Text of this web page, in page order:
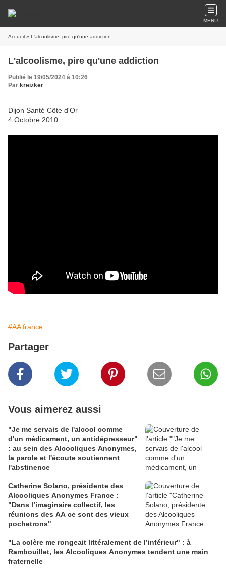
MENU
Accueil » L'alcoolisme, pire qu'une addiction
L'alcoolisme, pire qu'une addiction
Publié le 19/05/2024 à 10:26
Par kreizker
Dijon Santé Côte d'Or
4 Octobre 2010
#AA france
Partager
Vous aimerez aussi
"Je me servais de l'alcool comme
d'un médicament, un antidépresseur"
: au sein des Alcooliques Anonymes,
la parole et l'écoute soutiennent
l'abstinence
Catherine Solano, présidente des
Alcooliques Anonymes France :
"Dans l’imaginaire collectif, les
réunions des AA ce sont des vieux
pochetrons"
"La colère me rongeait littéralement de l’intérieur" : à
Rambouillet, les Alcooliques Anonymes tendent une main
fraternelle